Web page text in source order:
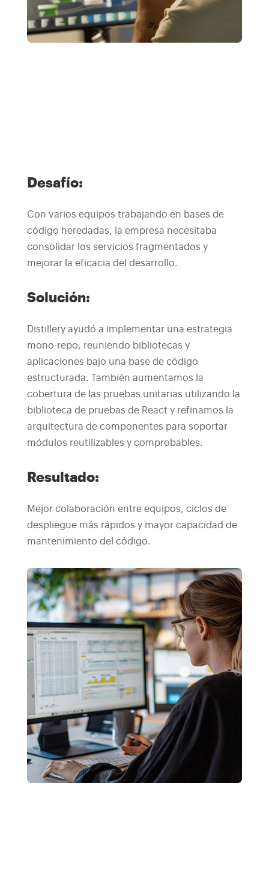
Desafío:
Con varios equipos trabajando en bases de
código heredadas, la empresa necesitaba
consolidar los servicios fragmentados y
mejorar la eficacia del desarrollo.
Solución:
Distillery ayudó a implementar una estrategia
mono-repo, reuniendo bibliotecas y
aplicaciones bajo una base de código
estructurada. También aumentamos la
cobertura de las pruebas unitarias utilizando la
biblioteca de pruebas de React y refinamos la
arquitectura de componentes para soportar
módulos reutilizables y comprobables.
Resultado:
Mejor colaboración entre equipos, ciclos de
despliegue más rápidos y mayor capacidad de
mantenimiento del código.